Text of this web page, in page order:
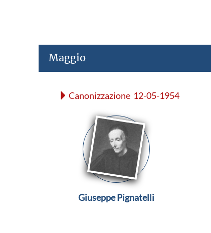
Maggio
Canonizzazione 12-05-1954
Giuseppe Pignatelli